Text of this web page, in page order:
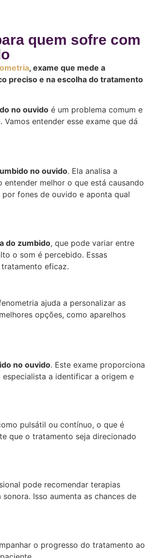
quem sofre com
, exame que mede a
preciso e na escolha do tratamento
no ouvido é um problema comum e
entender esse exame que dá
no ouvido. Ela analisa a
melhor o que está causando
fones de ouvido e aponta qual
do zumbido, que pode variar entre
o som é percebido. Essas
eficaz.
ajuda a personalizar as
opções, como aparelhos
no ouvido. Este exame proporciona
a identificar a origem e
pulsátil ou contínuo, o que é
que o tratamento seja direcionado
pode recomendar terapias
Isso aumenta as chances de
o progresso do tratamento ao